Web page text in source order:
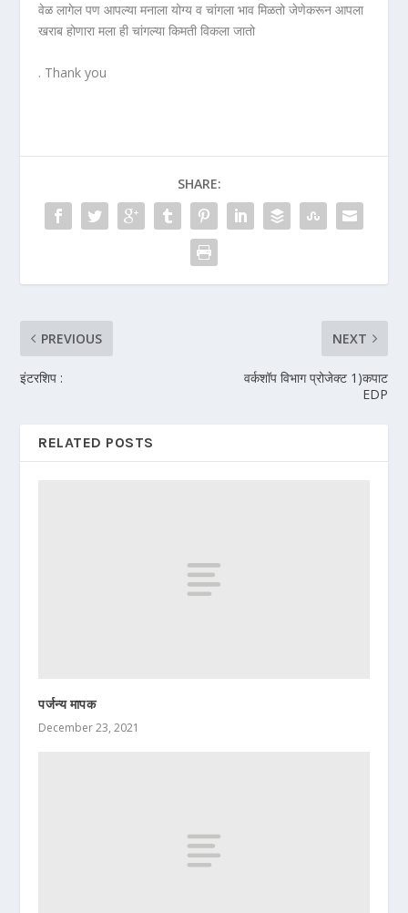
वेळ लागेल पण आपल्या मनाला योग्य व चांगला भाव मिळतो जेणेकरून आपला
खराब होणारा मला ही चांगल्या किमती विकला जातो
. Thank you
SHARE:
PREVIOUS
इंटरशिप :
NEXT
वर्कशॉप विभाग प्रोजेक्ट 1)कपाट
EDP
RELATED POSTS
पर्जन्य मापक
December 23, 2021